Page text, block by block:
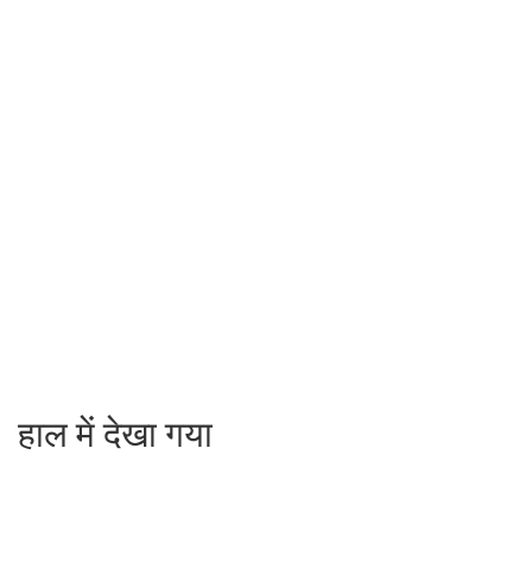
हाल में देखा गया